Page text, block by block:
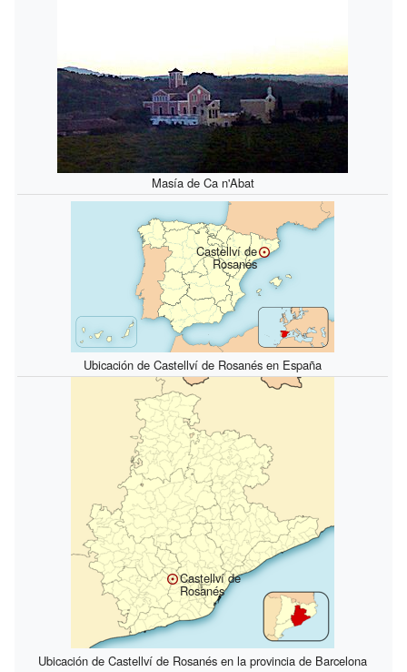
Masía de Ca n'Abat
Castellví de
Rosanés
Ubicación de Castellví de Rosanés en España
Castellví de
Rosanés
Ubicación de Castellví de Rosanés en la provincia de Barcelona